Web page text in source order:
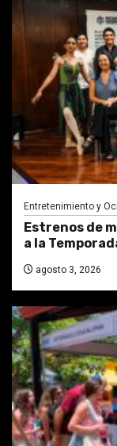
Entretenimiento y
Estrenos de
a la
agosto 3, 2026